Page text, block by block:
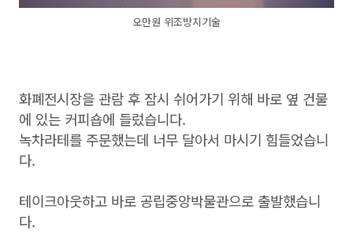
오만원 위조방지기술
화폐전시장을 관람 후 잠시 쉬어가기 위해 바로 옆 건물
에 있는 커피숍에 들렀습니다.
녹차라테를 주문했는데 너무 달아서 마시기 힘들었습니
다.
테이크아웃하고 바로 공립중앙박물관으로 출발했습니
다.